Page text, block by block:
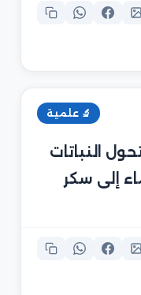
🔬 علمية
النباتات
إلى سكر